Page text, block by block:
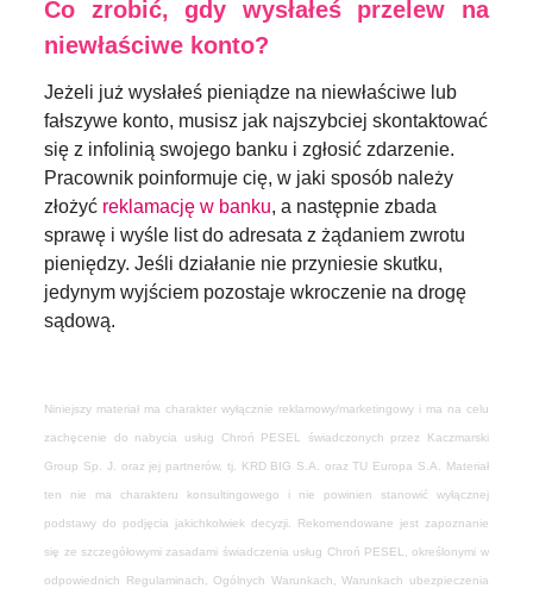
Co zrobić, gdy wysłałeś przelew na
niewłaściwe konto?
Jeżeli już wysłałeś pieniądze na niewłaściwe lub
fałszywe konto, musisz jak najszybciej skontaktować
się z infolinią swojego banku i zgłosić zdarzenie.
Pracownik poinformuje cię, w jaki sposób należy
złożyć reklamację w banku, a następnie zbada
sprawę i wyśle list do adresata z żądaniem zwrotu
pieniędzy. Jeśli działanie nie przyniesie skutku,
jedynym wyjściem pozostaje wkroczenie na drogę
sądową.
Niniejszy materiał ma charakter wyłącznie reklamowy/marketingowy i ma na celu
zachęcenie do nabycia usług Chroń PESEL świadczonych przez Kaczmarski
Group Sp. J. oraz jej partnerów, tj. KRD BIG S.A. oraz TU Europa S.A. Materiał
ten nie ma charakteru konsultingowego i nie powinien stanowić wyłącznej
podstawy do podjęcia jakichkolwiek decyzji. Rekomendowane jest zapoznanie
się ze szczegółowymi zasadami świadczenia usług Chroń PESEL, określonymi w
odpowiednich Regulaminach, Ogólnych Warunkach, Warunkach ubezpieczenia